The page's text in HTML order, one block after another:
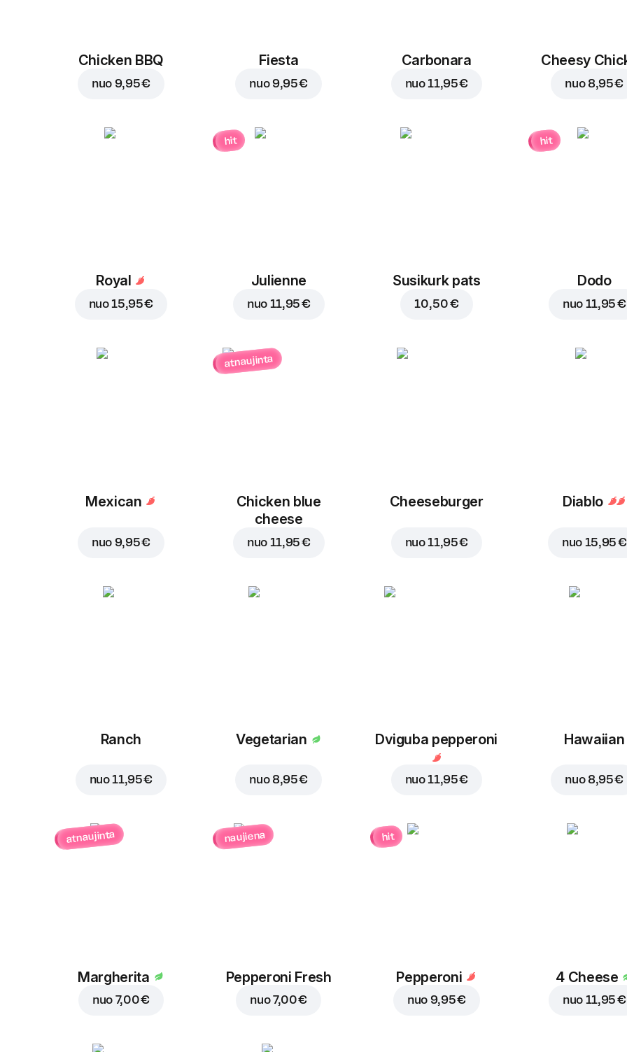
Chicken BBQ
nuo 9,95 €
Fiesta
nuo 9,95 €
Carbonara
nuo11,95 €
Cheesy
nuo 8,95 €
Royal
nuo15,95 €
hit
Julienne
nuo 11,95 €
Susikurk pats
10,50 €
hit
Dodo
nuo 11,95 €
Mexican
nuo 9,95 €
atnaujinta
Chicken blue
cheese
nuo 11,95 €
Cheeseburger
nuo11,95 €
Diablo
nuo 15,95 €
Ranch
nuo11,95 €
Vegetarian
nuo 8,95 €
Dviguba pepperoni
nuo11,95 €
Hawaiian
nuo 8,95 €
atnaujinta
Margherita
nuo 7,00 €
naujiena
Pepperoni Fresh
nuo7,00 €
hit
Pepperoni
nuo 9,95 €
4 Cheese
nuo 11,95 €